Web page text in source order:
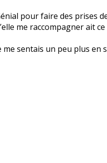
pour faire des prises de
me raccompagner ait
sentais un peu plus en